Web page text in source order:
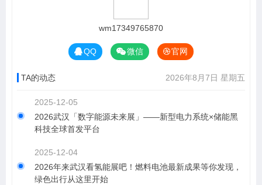
wm17349765870
QQ 微信 官网
TA的动态 2026年8月7日 星期五
2025-12-05
2026武汉「数字能源未来展」——新型电力系统×储能黑
科技全球首发平台
2025-12-04
2026年来武汉看氢能展吧！燃料电池最新成果等你发现，
绿色出行从这里开始